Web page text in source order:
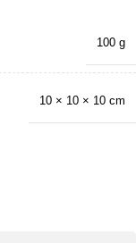
100 g
10 × 10 × 10 cm